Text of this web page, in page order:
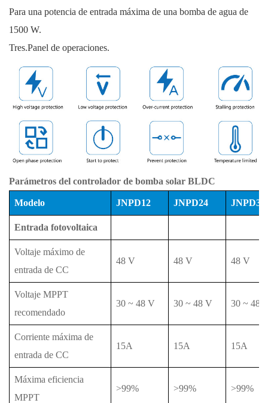
Para una potencia de entrada máxima de una bomba de agua de
1500 W.
Tres.Panel de operaciones.
Parámetros del controlador de bomba solar BLDC
Modelo JNPD12 JNPD24 JNPD36
Entrada fotovoltaica
Voltaje máximo de
entrada de CC
48 V 48 V 48 V
Voltaje MPPT
recomendado
30 ~ 48 V 30 ~ 48 V 30 ~ 48
Corriente máxima de
entrada de CC
15A 15A 15A
Máxima eficiencia
MPPT
>99% >99% >99%